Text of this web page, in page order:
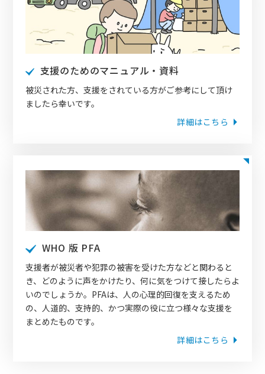
支援のためのマニュアル・資料
被災された方、支援をされている方がご参考にして頂け
ましたら幸いです。
詳細はこちら
WHO 版 PFA
支援者が被災者や犯罪の被害を受けた方などと関わると
き、どのように声をかけたり、何に気をつけて接したらよ
いのでしょうか。PFAは、人の心理的回復を支えるため
の、人道的、支持的、かつ実際の役に立つ様々な支援を
まとめたものです。
詳細はこちら